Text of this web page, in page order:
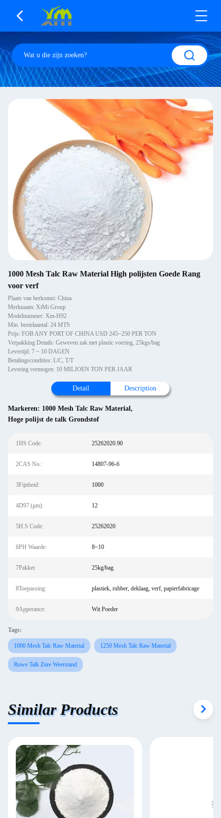
1000 Mesh Talc Raw Material High polijsten Goede Rang
voor verf
Plaats van herkomst: China
Merknaam: XiMi Group
Modelnummer: Xm-H92
Min. bestelaantal: 24 MTS
Prijs: FOB ANY PORT OF CHINA USD 245~250 PER TON
Verpakking Details: Geweven zak met plastic voering, 25kgs/bag
Levertijd: 7 ~ 10 DAGEN
Betalingscondities: L/C, T/T
Levering vermogen: 10 MILJOEN TON PER JAAR
Detail Description
Markeren: 1000 Mesh Talc Raw Material,
Hoge polijst de talk Grondstof
1HS Code: 25262020.90
2CAS No.: 14807-96-6
3Fijnheid: 1000
4D97 (μm): 12
5H.S Code: 25262020
6PH Waarde: 8~10
7Pakket: 25kg/bag
8Toepassing: plastiek, rubber, deklaag, verf, papierfabricage
9Apperance: Wit Poeder
Tags:
1000 Mesh Talc Raw Material 1250 Mesh Talc Raw Material
Ruwe Talk Zure Weerstand
Similar Products